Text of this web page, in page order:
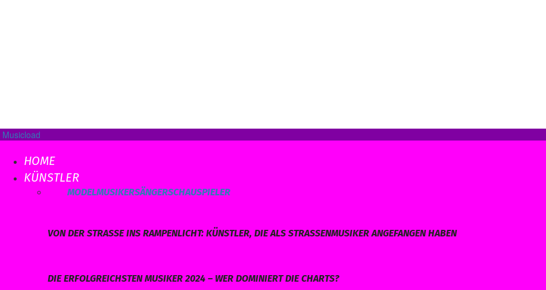
Musicload
HOME
KÜNSTLER
MODELMUSIKERSÄNGERSCHAUSPIELER
VON DER STRASSE INS RAMPENLICHT: KÜNSTLER, DIE ALS STRASSENMUSIKER ANGEFANGEN HABEN
DIE ERFOLGREICHSTEN MUSIKER 2024 – WER DOMINIERT DIE CHARTS?